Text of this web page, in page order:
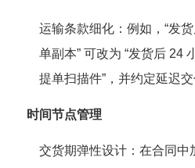
运输条款细化：例如，“发
单副本” 可改为 “发货后 24
提单扫描件”，并约定延迟交
时间节点管理
交货期弹性设计：在合同中